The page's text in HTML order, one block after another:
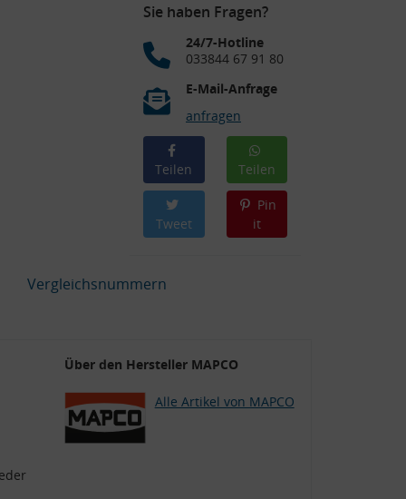
Sie haben Fragen?
24/7-Hotline
033844 67 91 80
E-Mail-Anfrage
anfragen
Teilen Teilen
Tweet
Pin
it
Vergleichsnummern
Über den Hersteller MAPCO
Alle Artikel von MAPCO